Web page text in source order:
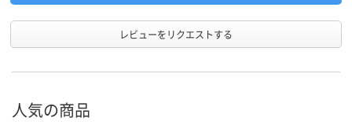
レビューをリクエストする
人気の商品